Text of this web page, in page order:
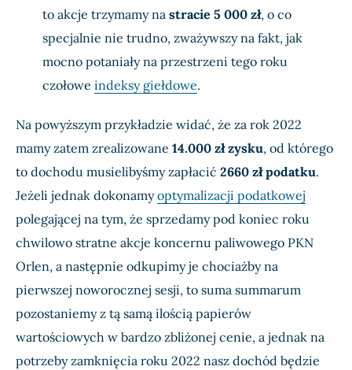
to akcje trzymamy na stracie 5 000 zł, o co
specjalnie nie trudno, zważywszy na fakt, jak
mocno potaniały na przestrzeni tego roku
czołowe indeksy giełdowe.
Na powyższym przykładzie widać, że za rok 2022
mamy zatem zrealizowane 14.000 zł zysku, od którego
to dochodu musielibyśmy zapłacić 2660 zł podatku.
Jeżeli jednak dokonamyoptymalizacji podatkowej
polegającej na tym, że sprzedamy pod koniec roku
chwilowo stratne akcje koncernu paliwowego PKN
Orlen, a następnie odkupimy je chociażby na
pierwszej noworocznej sesji, to suma summarum
pozostaniemy z tą samą ilością papierów
wartościowych w bardzo zbliżonej cenie, a jednak na
potrzeby zamknięcia roku 2022 nasz dochód będzie